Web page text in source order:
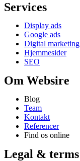
Services
Display ads
Google ads
Digital marketing
Hjemmesider
SEO
Om Websire
Blog
Team
Kontakt
Referencer
Find os online
Legal & terms